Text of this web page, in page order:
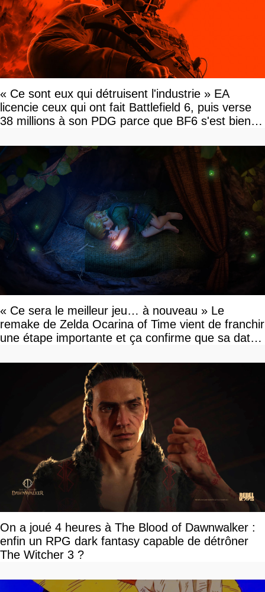
« Ce sont eux qui détruisent l'industrie » EA
licencie ceux qui ont fait Battlefield 6, puis verse
38 millions à son PDG parce que BF6 s'est bien
« Ce sera le meilleur jeu… à nouveau » Le
remake de Zelda Ocarina of Time vient de franchir
une étape importante et ça confirme que sa date
On a joué 4 heures à The Blood of Dawnwalker :
enfin un RPG dark fantasy capable de détrôner
The Witcher 3 ?